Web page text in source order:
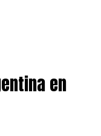
en